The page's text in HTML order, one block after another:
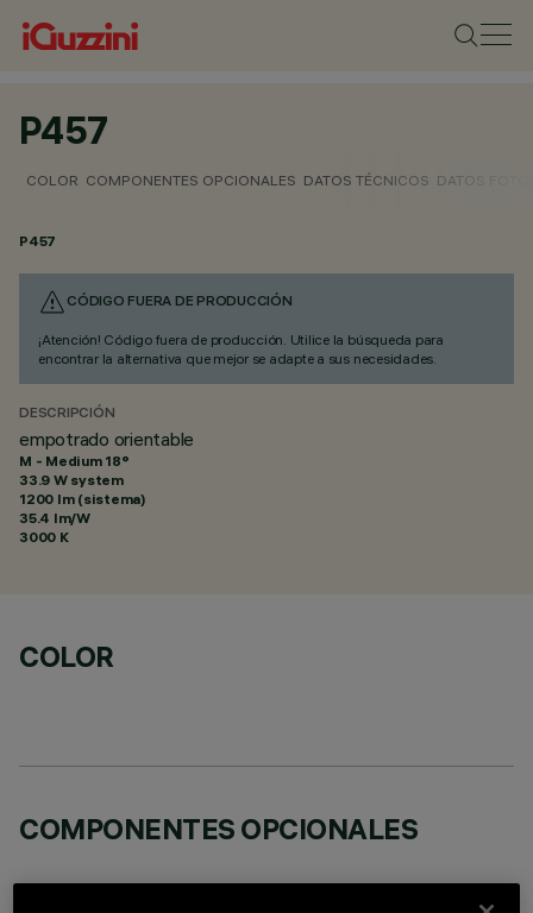
P457
COLOR COMPONENTES OPCIONALES DATOS TÉCNICOS DATOS
P457
CÓDIGO FUERA DE PRODUCCIÓN
¡Atención! Código fuera de producción. Utilice la búsqueda para
encontrar la alternativa que mejor se adapte a sus necesidades.
DESCRIPCIÓN
empotrado orientable
M - Medium 18°
33.9 W system
1200 lm (sistema)
35.4 lm/W
3000 K
COLOR
COMPONENTES OPCIONALES